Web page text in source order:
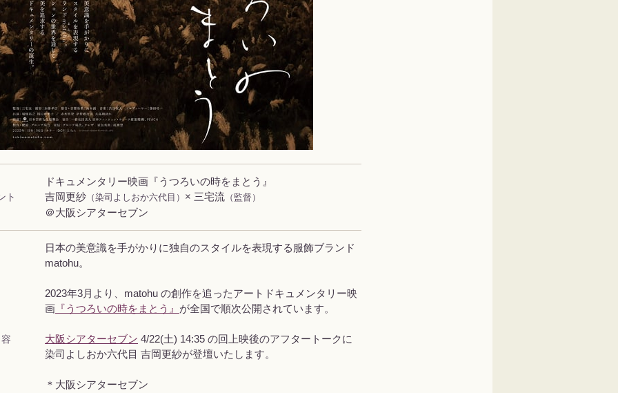
ト
ドキュメンタリー映画『うつろいの時をまとう』
吉岡更紗 （染司よしおか六代目） × 三宅流 （監督）
＠大阪シアターセブン
日本の美意識を手がかりに独自のスタイルを表現する服飾ブランド
matohu。
2023年3月より、matohu の創作を追ったアートドキュメンタリー映
画 『うつろいの時をまとう』 が全国で順次公開されています。
大阪シアターセブン 4/22(土) 14:35 の回上映後のアフタートークに
染司よしおか六代目 吉岡更紗が登壇いたします。
＊大阪シアターセブン